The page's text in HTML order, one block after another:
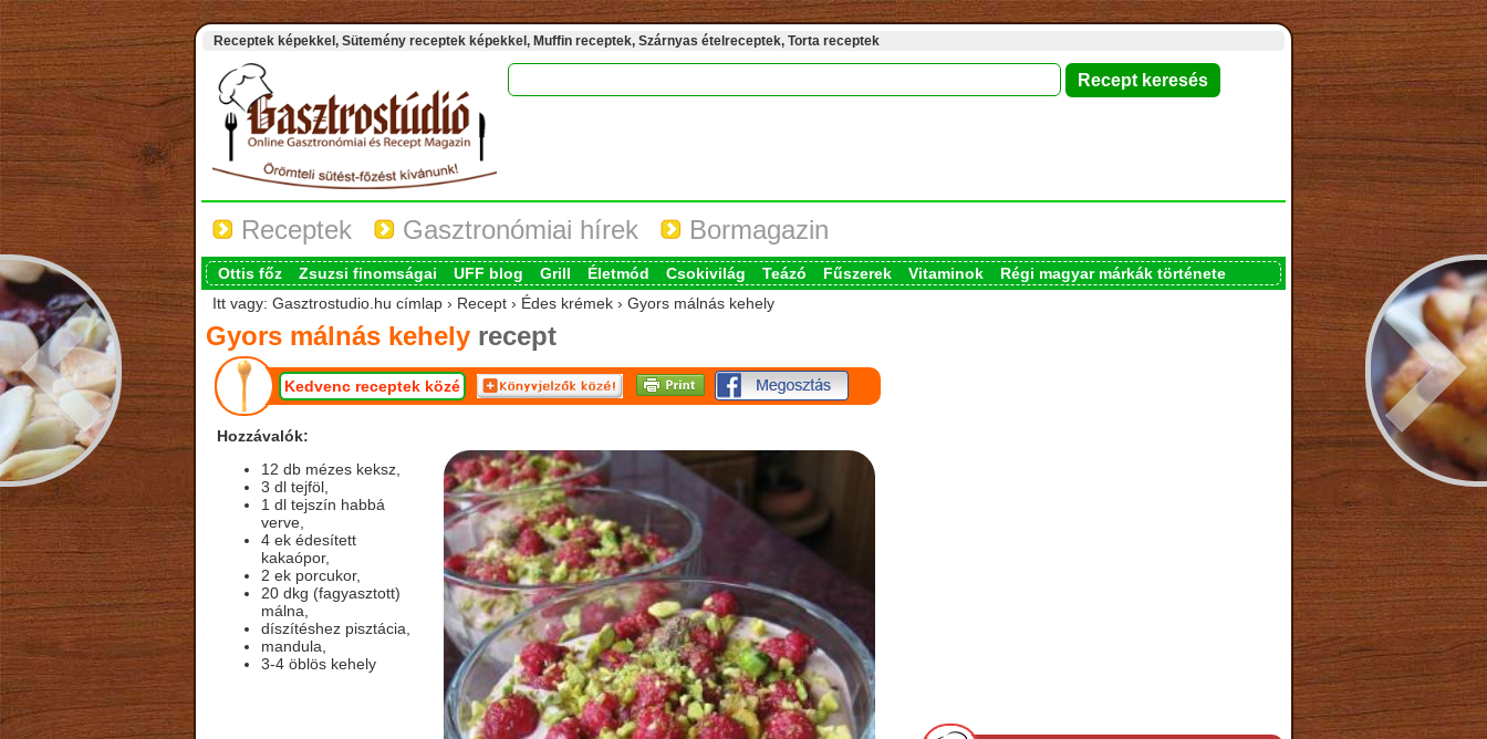
Receptek képekkel, Sütemény receptek képekkel, Muffin receptek, Szárnyas ételreceptek, Torta receptek
Receptek Gasztronómiai hírek Bormagazin
Ottis főz Zsuzsi finomságai UFF blog Grill Életmód Csokivilág Teázó Fűszerek Vitaminok
Régi magyar márkák története
Itt vagy: Gasztrostudio.hu címlap › Recept › Édes krémek › Gyors málnás kehely
Gyors málnás kehelyrecept
Kedvenc receptek közé
Hozzávalók:
12 db mézes keksz,
3 dl tejföl,
1 dl tejszín habbá
verve,
4 ek édesített
kakaópor,
2 ek porcukor,
20 dkg (fagyasztott)
málna,
díszítéshez pisztácia,
mandula,
3-4 öblös kehely